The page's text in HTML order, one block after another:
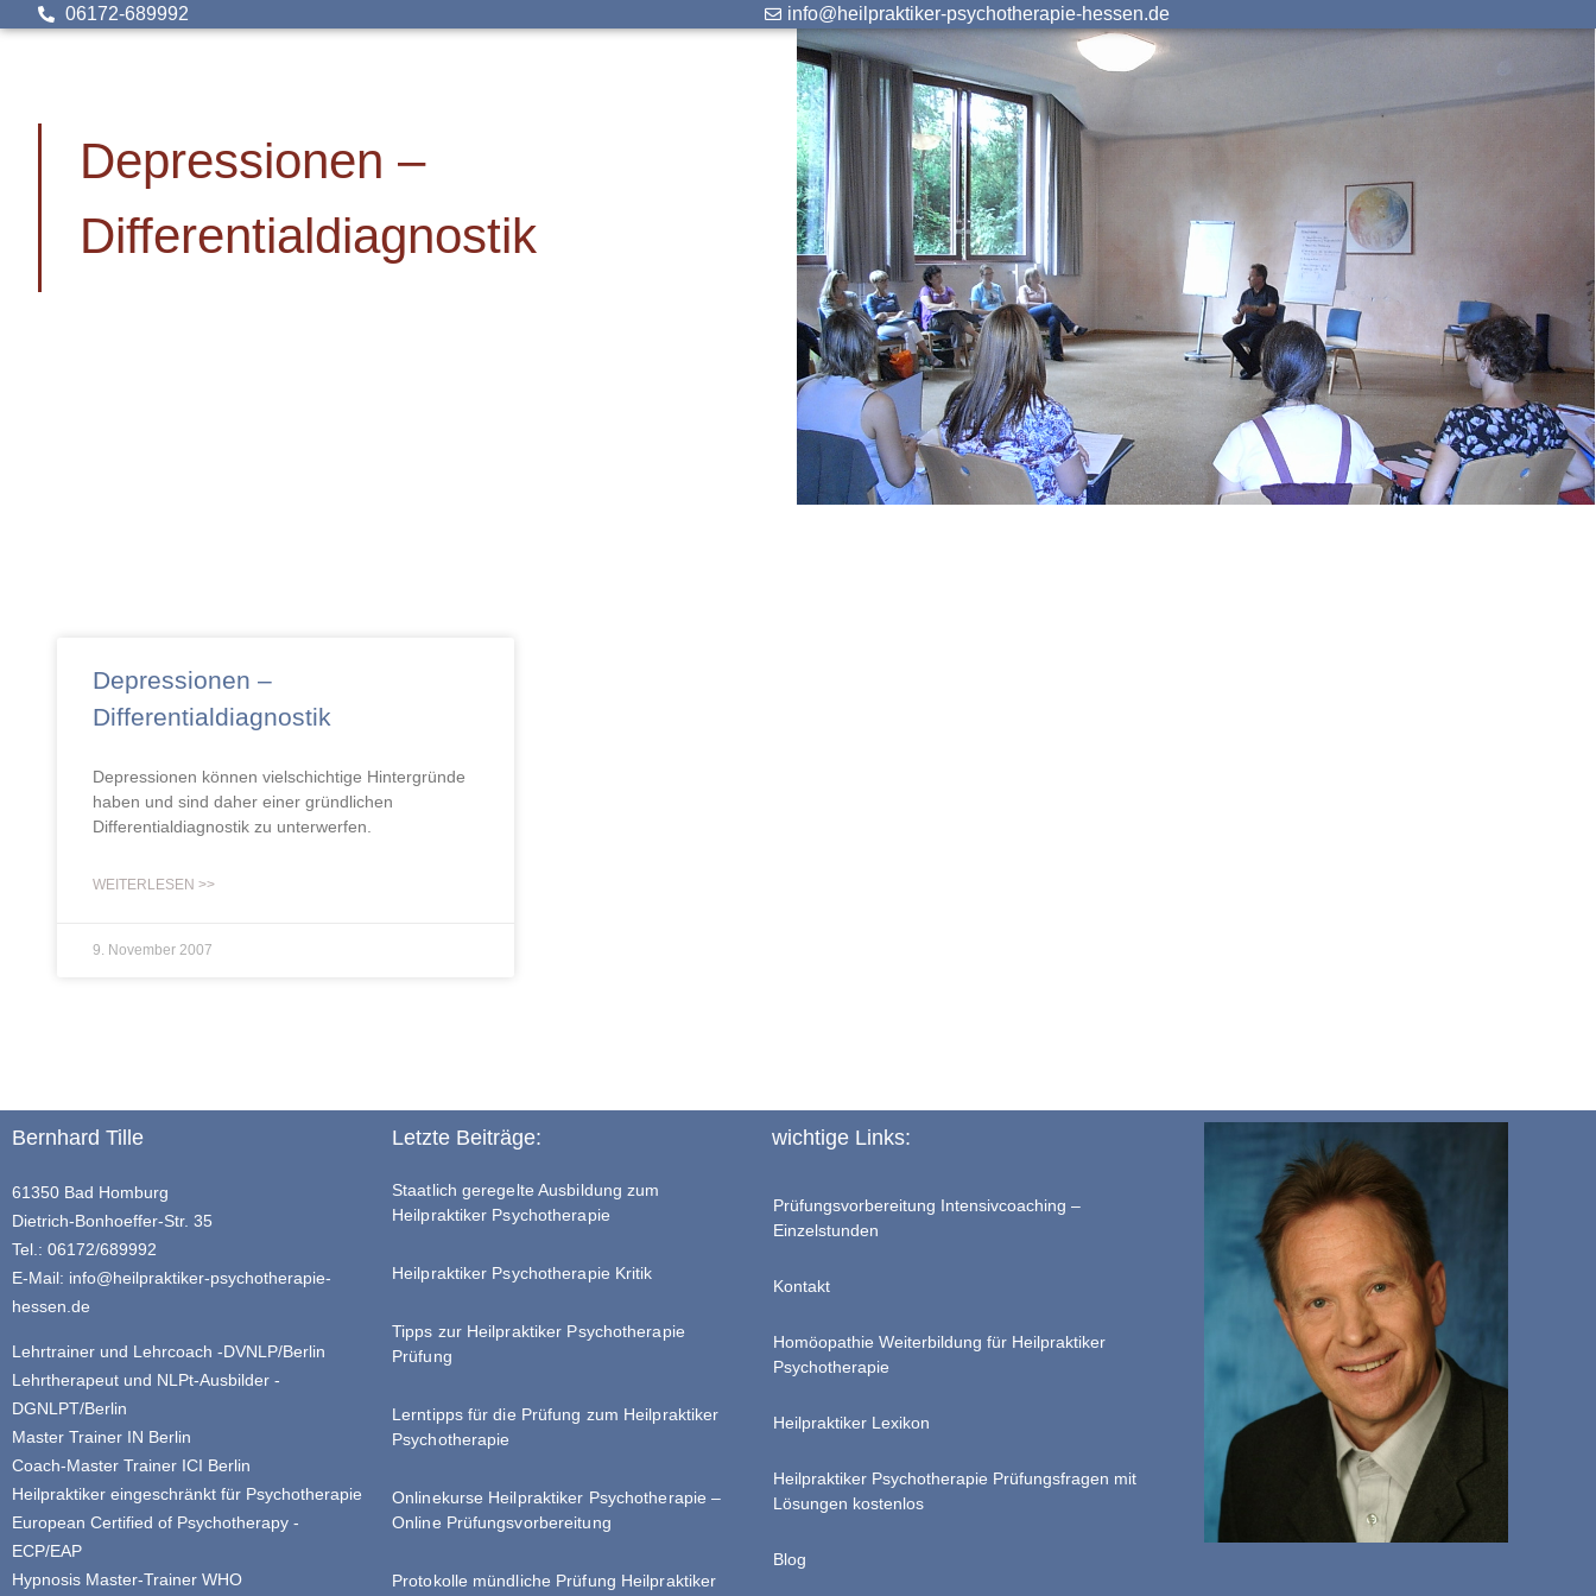
06172-689992 info@heilpraktiker-psychotherapie-hessen.de
Depressionen –
Differentialdiagnostik
Depressionen –
Differentialdiagnostik
Depressionen können vielschichtige Hintergründe
haben und sind daher einer gründlichen
Differentialdiagnostik zu unterwerfen.
WEITERLESEN >>
9. November 2007
Bernhard Tille
61350 Bad Homburg
Dietrich-Bonhoeffer-Str. 35
Tel.: 06172/689992
E-Mail: info@heilpraktiker-psychotherapie-
hessen.de
Lehrtrainer und Lehrcoach -DVNLP/Berlin
Lehrtherapeut und NLPt-Ausbilder -
DGNLPT/Berlin
Master Trainer IN Berlin
Coach-Master Trainer ICI Berlin
Heilpraktiker eingeschränkt für Psychotherapie
European Certified of Psychotherapy -
ECP/EAP
Hypnosis Master-Trainer WHO
Letzte Beiträge:
Staatlich geregelte Ausbildung zum
Heilpraktiker Psychotherapie
Heilpraktiker Psychotherapie Kritik
Tipps zur Heilpraktiker Psychotherapie
Prüfung
Lerntipps für die Prüfung zum Heilpraktiker
Psychotherapie
Onlinekurse Heilpraktiker Psychotherapie –
Online Prüfungsvorbereitung
Protokolle mündliche Prüfung Heilpraktiker
wichtige Links:
Prüfungsvorbereitung Intensivcoaching –
Einzelstunden
Kontakt
Homöopathie Weiterbildung für Heilpraktiker
Psychotherapie
Heilpraktiker Lexikon
Heilpraktiker Psychotherapie Prüfungsfragen mit
Lösungen kostenlos
Blog